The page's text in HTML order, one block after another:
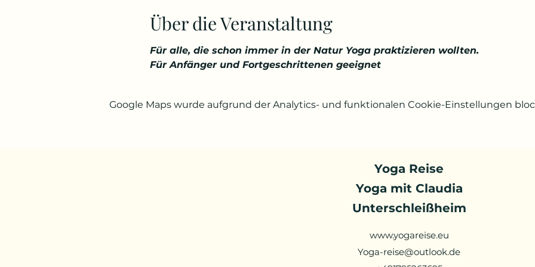
Über die Veranstaltung
Für alle, die schon immer in der Natur Yoga praktizieren wollten.
Für Anfänger und Fortgeschrittenen geeignet
Google Maps wurde aufgrund der Analytics- und funktionalen Cookie-Einstellungen
Yoga Reise
Yoga mit Claudia
Unterschleißheim
www.yogareise.eu
Yoga-reise@outlook.de